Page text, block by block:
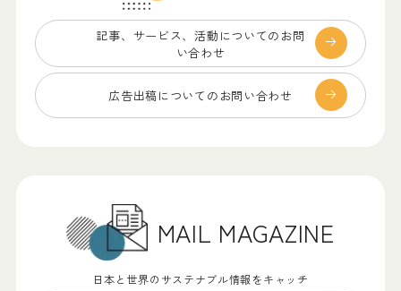
記事、サービス、 活動についてのお問
い合わせ
広告出稿についての お問い合わせ
MAIL MAGAZINE
日本と世界のサステナブル情報をキャッチ